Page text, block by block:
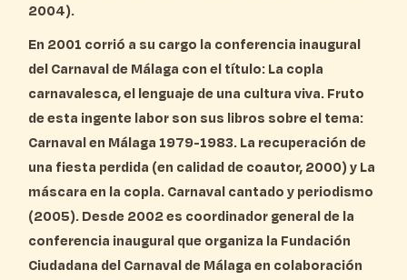
2004).
En 2001 corrió a su cargo la conferencia inaugural
del Carnaval de Málaga con el título: La copla
carnavalesca, el lenguaje de una cultura viva. Fruto
de esta ingente labor son sus libros sobre el tema:
Carnaval en Málaga 1979-1983. La recuperación de
una fiesta perdida (en calidad de coautor, 2000) y La
máscara en la copla. Carnaval cantado y periodismo
(2005). Desde 2002 es coordinador general de la
conferencia inaugural que organiza la Fundación
Ciudadana del Carnaval de Málaga en colaboración